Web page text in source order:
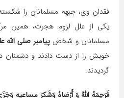
فقدان وی، جبهه مسلمانان را
یکی از علل لزوم هجرت، همین
مسلمانان و شخصپیامبر صلی الله
خویش را از دست دادند و دشمنان
گردیدند.
فَرَحِمَهُ اللهُ وَ أَرْضاهُ وَشَکرَ مساعیه